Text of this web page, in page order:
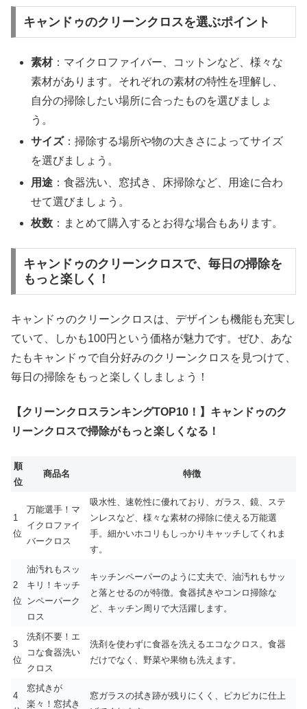
キャンドゥのクリーンクロスを選ぶポイント
素材：マイクロファイバー、コットンなど、様々な
素材があります。それぞれの素材の特性を理解し、
自分の掃除したい場所に合ったものを選びましょ
う。
サイズ：掃除する場所や物の大きさによってサイズ
を選びましょう。
用途 ：食器洗い、窓拭き、床掃除など、用途に合わ
せて選びましょう。
枚数 ：まとめて購入するとお得な場合もあります。
キャンドゥのクリーンクロスで、毎日の掃除を
もっと楽しく！
キャンドゥのクリーンクロスは、デザインも機能も充実し
ていて、しかも100円という価格が魅力です。ぜひ、あな
たもキャンドゥで自分好みのクリーンクロスを見つけて、
毎日の掃除をもっと楽しくしましょう！
【クリーンクロスランキングTOP10！】キャンドゥのク
リーンクロスで掃除がもっと楽しくなる！
順
位
商品名 特徴
1
位
万能選手！マ
イクロファイ
バークロス
吸水性、速乾性に優れており、ガラス、鏡、ステ
ンレスなど、様々な素材の掃除に使える万能選
手。細かいホコリもしっかりキャッチしてくれま
す。
2
位
油汚れもスッ
キリ！キッチ
ンペーパーク
ロス
キッチンペーパーのように丈夫で、油汚れもサッ
と落とせるのが特徴。食器拭きやコンロ掃除な
ど、キッチン周りで大活躍します。
3
位
洗剤不要！エ
コな食器洗い
クロス
洗剤を使わずに食器を洗えるエコなクロス。食器
だけでなく、野菜や果物も洗えます。
4
窓拭きが
楽々！窓拭き
窓ガラスの拭き跡が残りにくく、ピカピカに仕上